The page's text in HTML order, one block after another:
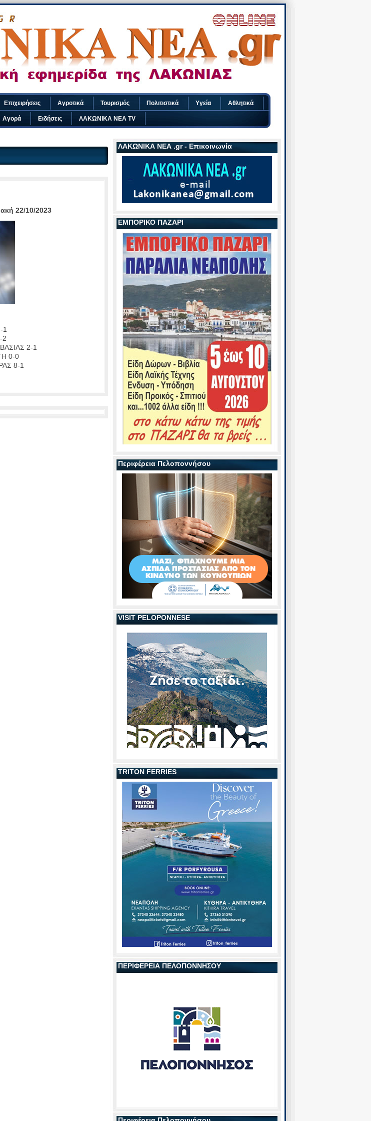
ΛΑΚΩΝΙΚΑ ΝΕΑ .gr - Επικοινωνία
ΕΜΠΟΡΙΚΟ ΠΑΖΑΡΙ
Περιφέρεια Πελοποννήσου
VISIT PELOPONNESE
TRITON FERRIES
ΠΕΡΙΦΕΡΕΙΑ ΠΕΛΟΠΟΝΝΗΣΟΥ
22/10/2023
2
2-1
0-0
8-1
Επιχειρήσεις Αγροτικά Τουρισμός Πολιτιστικά Υγεία Αθλητικά
Αγορά Ειδήσεις ΛΑΚΩΝΙΚΑ ΝΕΑ TV